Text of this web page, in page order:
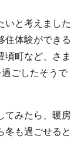
いと考えました
住体験ができる
頃町など、さま
ごしたそうで
てみたら、暖房
冬も過ごせると